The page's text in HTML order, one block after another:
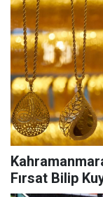
Fırsat Bilip